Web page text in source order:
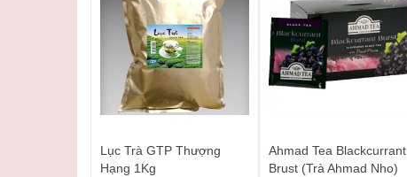
Lục Trà GTP Thượng
Hạng 1Kg
Ahmad Tea Blackcurrant
Brust (Trà Ahmad Nho)